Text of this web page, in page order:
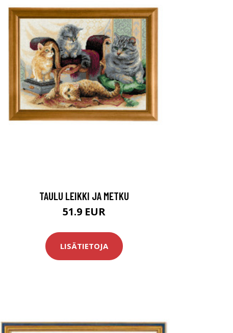
TAULU LEIKKI JA METKU
51.9 EUR
LISÄTIETOJA